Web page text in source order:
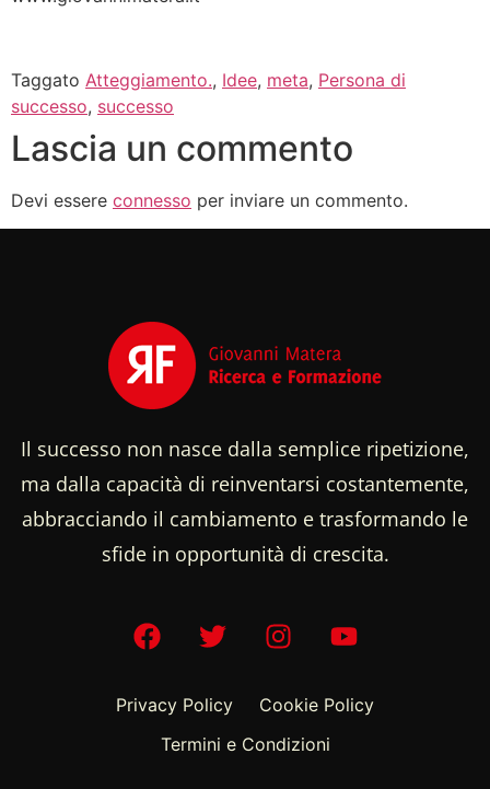
Taggato Atteggiamento., Idee, meta, Persona di
successo, successo
Lascia un commento
Devi essere connesso per inviare un commento.
Il successo non nasce dalla semplice ripetizione,
ma dalla capacità di reinventarsi costantemente,
abbracciando il cambiamento e trasformando le
sfide in opportunità di crescita.
Privacy Policy
Cookie Policy
Termini e Condizioni